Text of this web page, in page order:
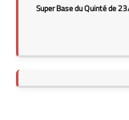
Super Base du Quinté de